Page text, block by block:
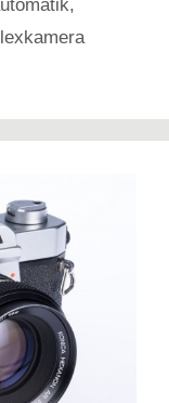
,